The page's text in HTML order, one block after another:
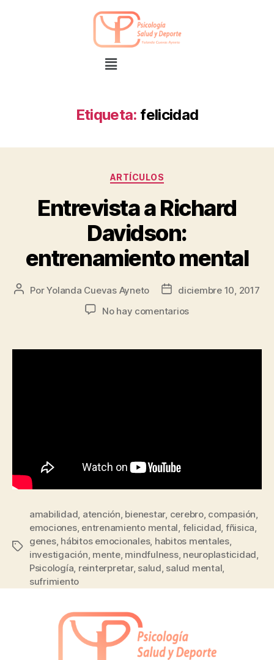
Etiqueta: felicidad
ARTÍCULOS
Entrevista a Richard
Davidson:
entrenamiento mental
PorYolanda Cuevas Ayneto
diciembre 10, 2017
No hay comentarios
amabilidad, atención, bienestar, cerebro, compasión,
emociones, entrenamiento mental, felicidad, fñisica,
genes, hábitos emocionales, habitos mentales,
investigación, mente, mindfulness, neuroplasticidad,
Psicología, reinterpretar, salud, salud mental,
sufrimiento